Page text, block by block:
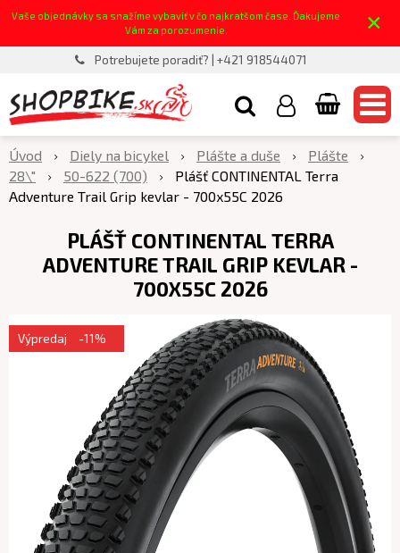
Vaše objednávky sa snažíme vybaviť v čo najkratšom čase. Ďakujeme
Vám za porozumenie.
×
Potrebujete poradiť? | +421 918544071
Úvod Diely na bicykel Plášte a duše
Plášte
28\"
50-622 (700)
Plášť CONTINENTAL Terra
Adventure Trail Grip kevlar - 700x55C 2026
PLÁŠŤ CONTINENTAL TERRA
ADVENTURE TRAIL GRIP KEVLAR -
700X55C 2026
Výpredaj -11%